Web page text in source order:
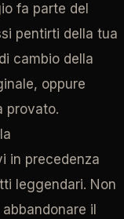
fa parte del
pentirti della tua
cambio della
oppure
provato.
in precedenza
leggendari. Non
il